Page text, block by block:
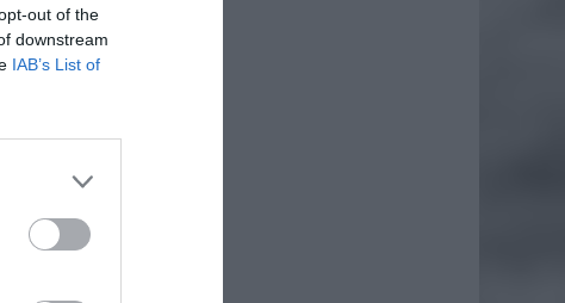
out of the
downstream
IAB’s List of